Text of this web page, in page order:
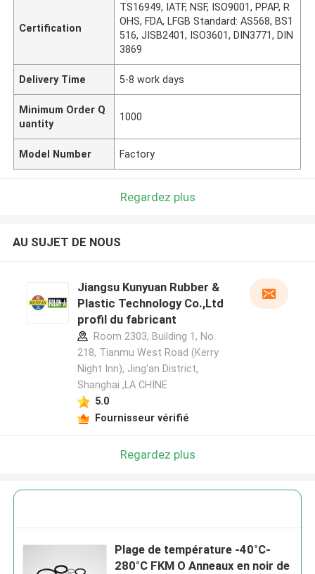
Certification
TS16949, IATF, NSF, ISO9001, PPAP, R
OHS, FDA, LFGB Standard: AS568, BS1
516, JISB2401, ISO3601, DIN3771, DIN
3869
Delivery Time 5-8 work days
Minimum Order Q
uantity
1000
Model Number Factory
Regardez plus
AU SUJET DE NOUS
Jiangsu Kunyuan Rubber &
Plastic Technology Co.,Ltd
profil du fabricant
Room 2303, Building 1, No.
218, Tianmu West Road (Kerry
Night Inn), Jing'an District,
Shanghai ,LA CHINE
5.0
Fournisseur vérifié
Regardez plus
Plage de température -40°C-
280°C FKM O Anneaux en noir de